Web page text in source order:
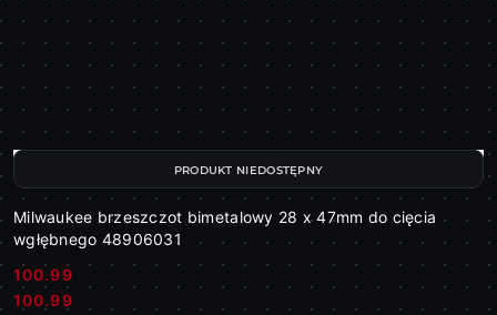
Milwaukee brzeszczot bimetalowy 28 x 47mm do cięcia
wgłębnego 48906031
Cena:
100.99
Cena:
100.99
PRODUKT NIEDOSTĘPNY